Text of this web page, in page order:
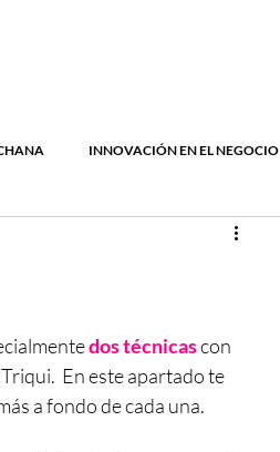
INNOVACIÓN EN EL NEGOCIO
dos técnicas con
En este apartado te
a fondo de cada una.